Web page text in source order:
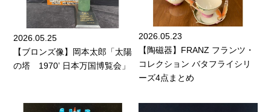
2026.05.25
【ブロンズ像】岡本太郎「太陽
の塔 1970’ 日本万国博覧会」
2026.05.23
【陶磁器】FRANZ フランツ・
コレクション バタフライシリ
ーズ4点まとめ